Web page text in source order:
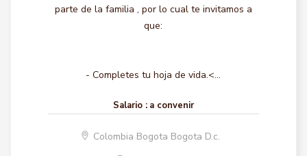
parte de la familia , por lo cual te invitamos a
que:
- Completes tu hoja de vida.<...
Salario : a convenir
Colombia Bogota Bogota D.c.